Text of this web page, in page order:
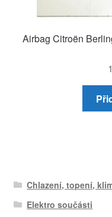
Airbag Citroën
Chlazení, topení,
Elektro součásti